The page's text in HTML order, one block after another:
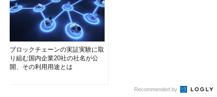
ブロックチェーンの実証実験に取
り組む国内企業20社の社名が公
開、その利用用途とは
Recommended by